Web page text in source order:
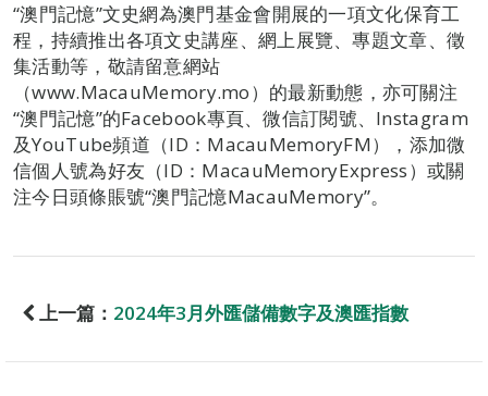
“澳門記憶”文史網為澳門基金會開展的一項文化保育工
程，持續推出各項文史講座、網上展覽、專題文章、徵
集活動等，敬請留意網站
（www.MacauMemory.mo）的最新動態，亦可關注
“澳門記憶”的Facebook專頁、微信訂閱號、Instagram
及YouTube頻道（ID：MacauMemoryFM），添加微
信個人號為好友（ID：MacauMemoryExpress）或關
注今日頭條賬號“澳門記憶MacauMemory”。
上一篇： 2024年3月外匯儲備數字及澳匯指數